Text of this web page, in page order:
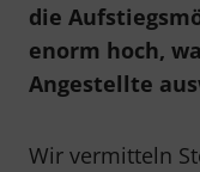
die
enorm hoch,
Angestellte
Wir vermitteln